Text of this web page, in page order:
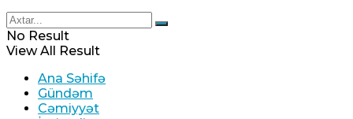
No Result
View All Result
Ana Səhifə
Gündəm
Cəmiyyət